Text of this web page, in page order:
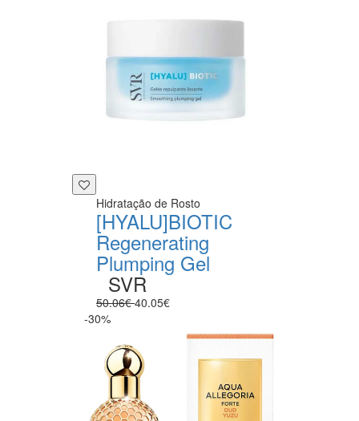
Hidratação de Rosto
[HYALU]BIOTIC
Regenerating
Plumping Gel
SVR
50.06€40.05€
-30%